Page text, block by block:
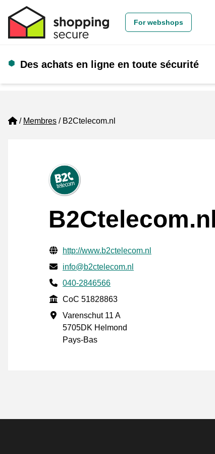
For webshops
Des achats en ligne en toute sécurité
Home
Membres B2Ctelecom.nl
B2Ctelecom.nl
Informations de contact vérifiées
Website URL
http://www.b2ctelecom.nl
E-mail
info@b2ctelecom.nl
Phone number
040-2846566
CoC
CoC 51828863
Adresse professionnelle
Varenschut 11 A
5705DK Helmond
Pays-Bas